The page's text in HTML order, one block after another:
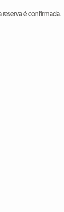
é confirmada.